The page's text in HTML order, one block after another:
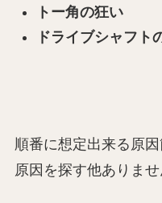
トー角の狂い
ドライブシャフト
順番に想定出来る原
原因を探す他ありませ